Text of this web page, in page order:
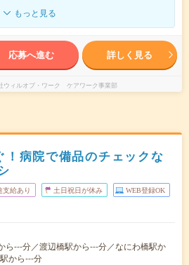
もっと見る
応募へ進む 詳しく見る
ウィルオブ・ワーク ケアワーク事業部
！病院で備品のチェックな
支給あり 土日祝日が休み WEB登録OK
ら---分／渡辺橋駅から---分／なにわ橋駅か
から---分